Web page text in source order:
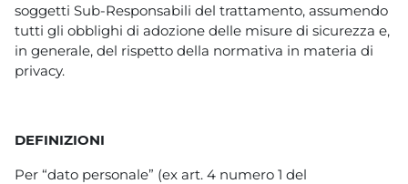
soggetti Sub-Responsabili del trattamento, assumendo
tutti gli obblighi di adozione delle misure di sicurezza e,
in generale, del rispetto della normativa in materia di
privacy.
DEFINIZIONI
Per “dato personale” (ex art. 4 numero 1 del